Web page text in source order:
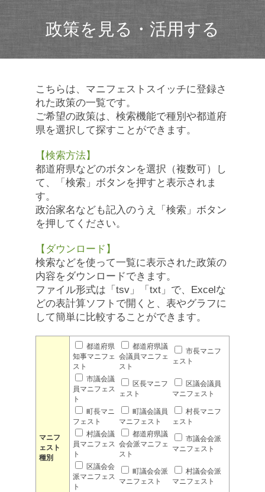
政策を見る・活用する
こちらは、マニフェストスイッチに登録さ
れた政策の一覧です。
ご希望の政策は、検索機能で種別や都道府
県を選択して探すことができます。
【検索方法】
都道府県などのボタンを選択（複数可）し
て、「検索」ボタンを押すと表示されま
す。
政治家名なども記入のうえ「検索」ボタン
を押してください。
【ダウンロード】
検索などを使って一覧に表示された政策の
内容をダウンロードできます。
ファイル形式は「tsv」「txt」で、Excelな
どの表計算ソフトで開くと、表やグラフに
して簡単に比較することができます。
マニフ
ェスト
種別
都道府県
知事マニフェ
スト
都道府県議
会議員マニフェ
スト
市長マニフ
ェスト
市議会議
員マニフェス
ト
区長マニフ
ェスト
区議会議員
マニフェスト
町長マニ
フェスト
町議会議員
マニフェスト
村長マニフ
ェスト
村議会議
員マニフェス
ト
都道府県議
会会派マニフェ
スト
市議会会派
マニフェスト
区議会会
派マニフェス
ト
町議会会派
マニフェスト
村議会会派
マニフェスト